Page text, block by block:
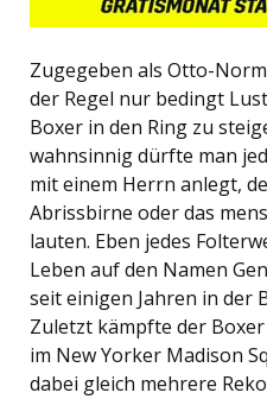
Zugegeben als Otto-
der Regel nur bedingt
Boxer in den Ring zu
wahnsinnig dürfte man
mit einem Herrn anlegt,
Abrissbirne oder das
lauten. Eben jedes
Leben auf den Namen
seit einigen Jahren in der
Zuletzt kämpfte der
im New Yorker Madison
dabei gleich mehrere